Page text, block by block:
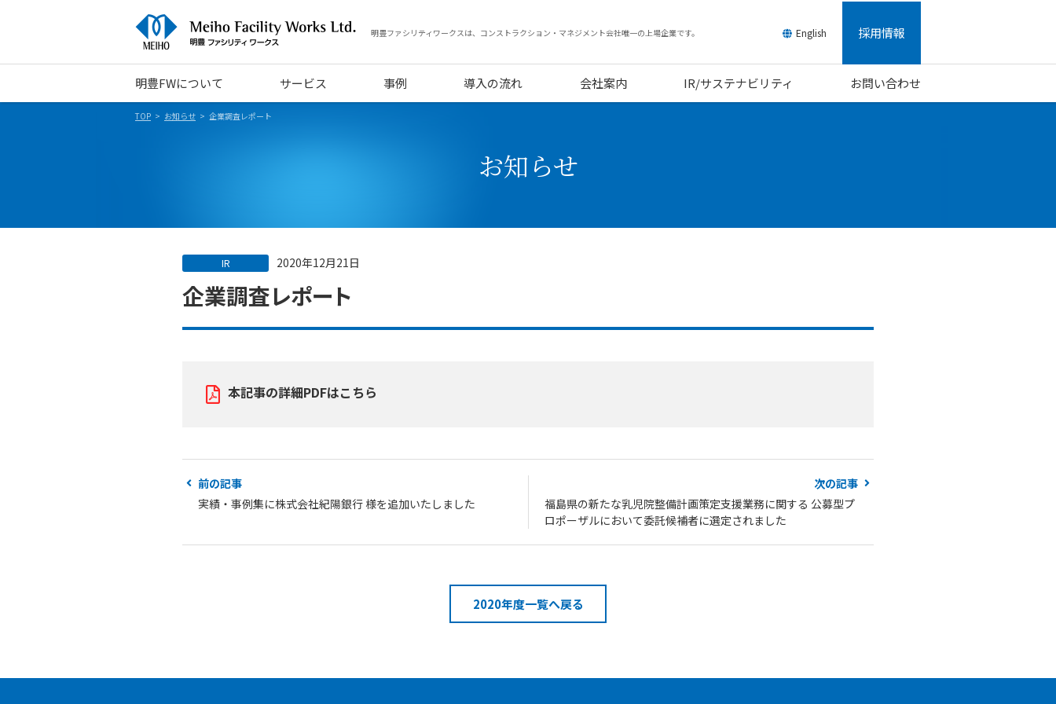
明豊ファシリティワークスは、コンストラクション・マネジメント会社唯一の上場企業です。
明豊FWについて サービス 事例 導入の流れ 会社案内 IR/サステナビリティ
採用情報
お問い合わせ
English
TOP お知らせ 企業調査レポート
お知らせ
IR 2020年12月21日
企業調査レポート
本記事の詳細PDFはこちら
前の記事
実績・事例集に株式会社紀陽銀行 様を追加いたしました
次の記事
福島県の新たな乳児院整備計画策定支援業務に関する 公募型プ
ロポーザルにおいて委託候補者に選定されました
2020年度一覧へ戻る